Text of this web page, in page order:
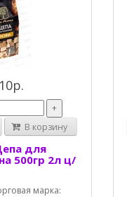
+
В корзину
для
500гр 2л ц/
марка: